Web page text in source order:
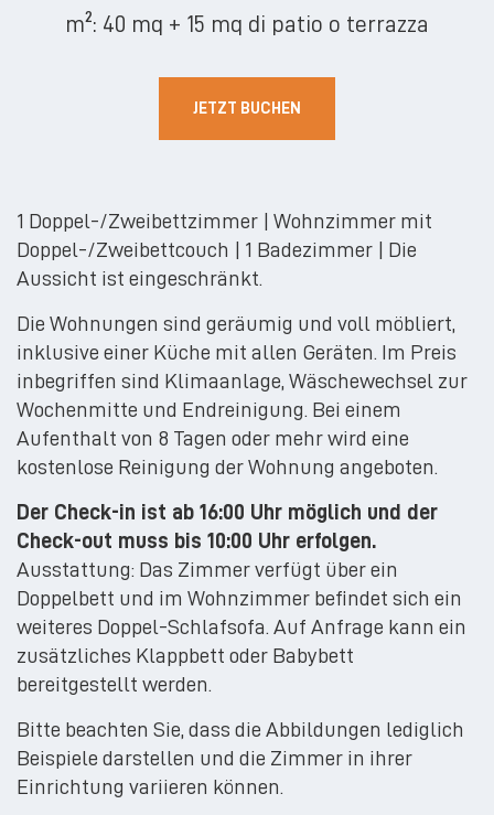
m²: 40 mq + 15 mq di patio o terrazza
JETZT BUCHEN
1 Doppel-/Zweibettzimmer | Wohnzimmer mit
Doppel-/Zweibettcouch | 1 Badezimmer | Die
Aussicht ist eingeschränkt.
Die Wohnungen sind geräumig und voll möbliert,
inklusive einer Küche mit allen Geräten. Im Preis
inbegriffen sind Klimaanlage, Wäschewechsel zur
Wochenmitte und Endreinigung. Bei einem
Aufenthalt von 8 Tagen oder mehr wird eine
kostenlose Reinigung der Wohnung angeboten.
Der Check-in ist ab 16:00 Uhr möglich und der
Check-out muss bis 10:00 Uhr erfolgen.
Ausstattung: Das Zimmer verfügt über ein
Doppelbett und im Wohnzimmer befindet sich ein
weiteres Doppel-Schlafsofa. Auf Anfrage kann ein
zusätzliches Klappbett oder Babybett
bereitgestellt werden.
Bitte beachten Sie, dass die Abbildungen lediglich
Beispiele darstellen und die Zimmer in ihrer
Einrichtung variieren können.